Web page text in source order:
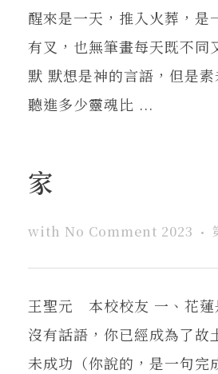
醒來是一天，推入火葬，是
有叉，也無筆畫每天既不同
默 默想是神的言語，但是
聽進多少靈魂比 ...
家
with No Comment 2023
王聖元 本校校友 一、花蓮
沒有話語，你已經成為了故
未成功（你說的，是一句完